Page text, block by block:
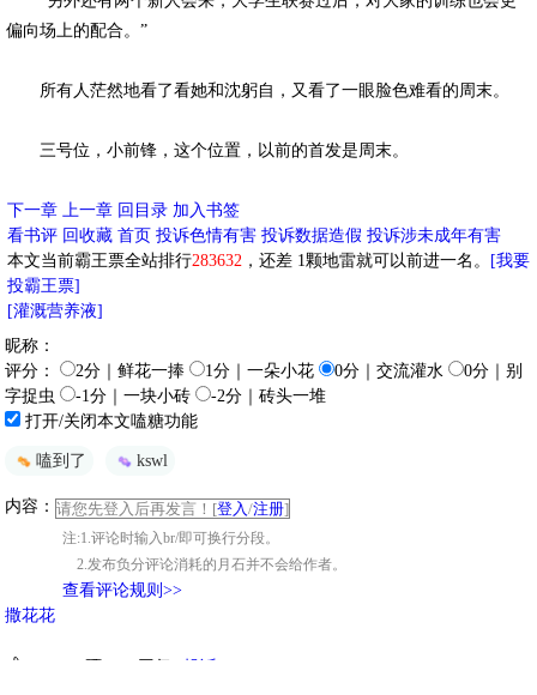
偏向场上的配合。”
所有人茫然地看了看她和沈躬自，又看了一眼脸色难看的周末。
三号位，小前锋，这个位置，以前的首发是周末。
下一章 上一章 回目录 加入书签
看书评 回收藏 首页 投诉色情有害 投诉数据造假 投诉涉未成年有害
本文当前霸王票全站排行283632 ，还差 1颗地雷就可以前进一名。
[我要
投霸王票]
[灌溉营养液]
昵称：
评分：
2分｜鲜花一捧 1分｜一朵小花 0分｜交流灌水
0分｜别
字捉虫
-1分｜一块小砖
-2分｜砖头一堆
打开/关闭本文嗑糖功能
嗑到了 kswl
内容： 请您先登入后再发言！[登入/注册]
注:1.评论时输入br/即可换行分段。
2.发布负分评论消耗的月石并不会给作者。
查看评论规则>>
撒花花